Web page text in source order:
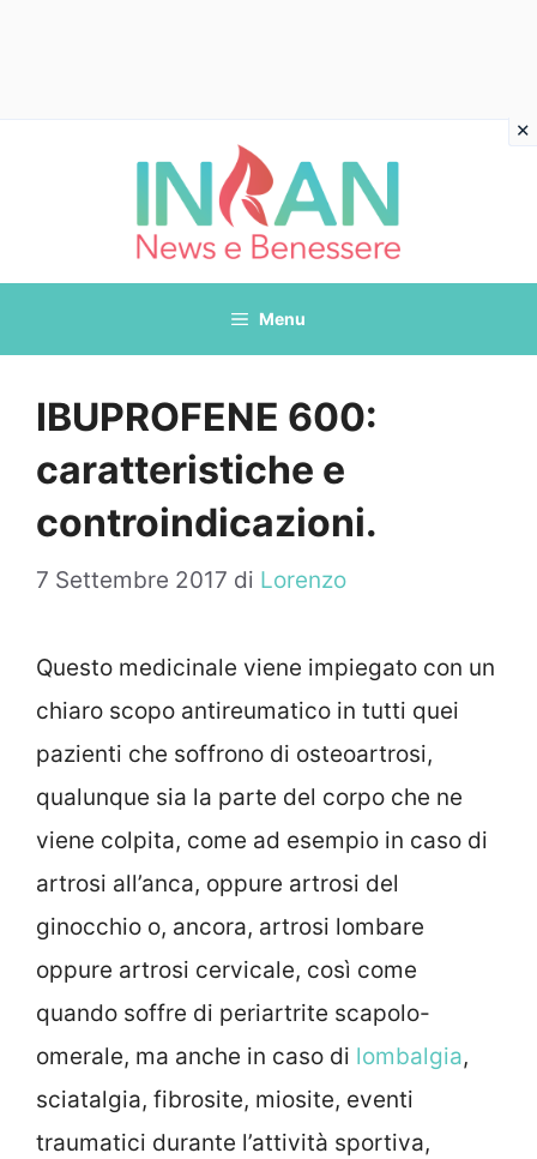
Menu
IBUPROFENE 600:
caratteristiche e
controindicazioni.
7 Settembre 2017 di Lorenzo
Questo medicinale viene impiegato con un
chiaro scopo antireumatico in tutti quei
pazienti che soffrono di osteoartrosi,
qualunque sia la parte del corpo che ne
viene colpita, come ad esempio in caso di
artrosi all’anca, oppure artrosi del
ginocchio o, ancora, artrosi lombare
oppure artrosi cervicale, così come
quando soffre di periartrite scapolo-
omerale, ma anche in caso di lombalgia,
sciatalgia, fibrosite, miosite, eventi
traumatici durante l’attività sportiva,